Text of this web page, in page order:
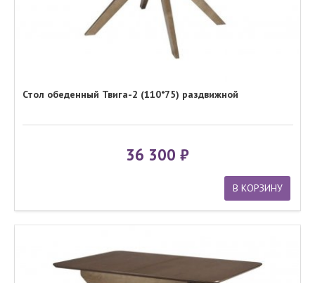
Стол обеденный Твига-2 (110*75) раздвижной
36 300
В КОРЗИНУ